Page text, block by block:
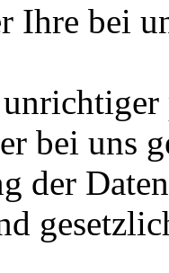
Ihre bei
bei uns
der